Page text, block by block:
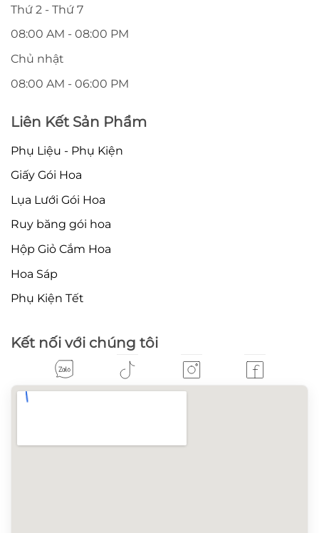
Thứ 2 - Thứ 7
08:00 AM - 08:00 PM
Chủ nhật
08:00 AM - 06:00 PM
Liên Kết Sản Phẩm
Phụ Liệu - Phụ Kiện
Giấy Gói Hoa
Lụa Lưới Gói Hoa
Ruy băng gói hoa
Hộp Giỏ Cắm Hoa
Hoa Sáp
Phụ Kiện Tết
Kết nối với chúng tôi